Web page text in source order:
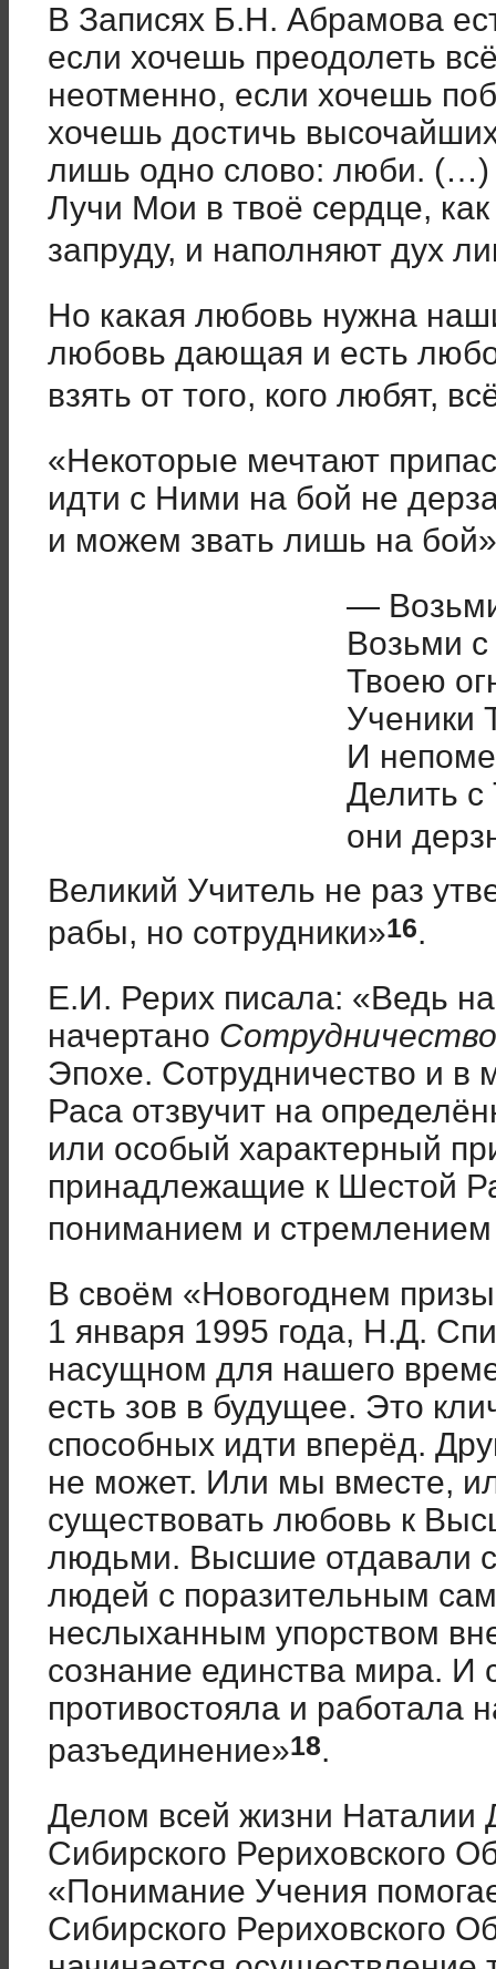
В Записях Б.Н. Абрамова
если хочешь преодолеть
неотменно, если хочешь
хочешь достичь
лишь одно слово: люби. (…)
Лучи Мои в твоё сердце,
запруду, и наполняют дух
Но какая любовь нужна
любовь дающая и есть
взять от того, кого любят,
«Некоторые мечтают
идти с Ними на бой не
и можем звать лишь на бой»
—
Возьми
Твоею
Ученики
И
Делить с
они
Великий Учитель не раз
рабы, но сотрудники»16.
Е.И. Рерих писала: «Ведь
начертано Сотрудничество
Эпохе. Сотрудничество и
Раса отзвучит на
или особый характерный
принадлежащие к Шестой
пониманием и
В своём «Новогоднем
1 января 1995 года, Н.Д.
насущном для нашего
есть зов в будущее. Это
способных идти вперёд.
не может. Или мы вместе,
существовать любовь к
людьми. Высшие отдавали
людей с поразительным
неслыханным упорством
сознание единства мира. И
противостояла и работала
разъединение»18.
Делом всей жизни Наталии
Сибирского Рериховского
«Понимание Учения
Сибирского Рериховского